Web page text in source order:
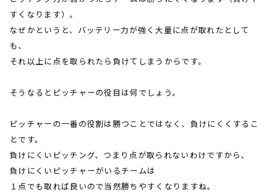
すくなります）。
なぜかというと、バッテリー力が強く大量に点が取れたとして
も、
それ以上に点を取られたら負けてしまうからです。
そうなるとピッチャーの役目は何でしょう。
ピッチャーの一番の役割は勝つことではなく、負けにくくするこ
とです。
負けにくいピッチング、つまり点が取られないわけですから、
負けにくいピッチャーがいるチームは
１点でも取れば良いので当然勝ちやすくなりますね。